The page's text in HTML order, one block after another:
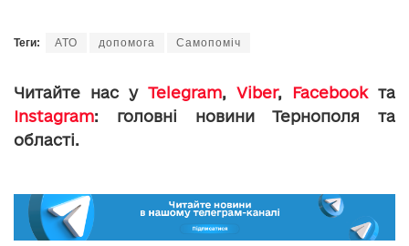
Теги: АТО допомога Самопоміч
Читайте нас у Telegram, Viber, Facebookта
Instagram: головні новини Тернополя та
області.